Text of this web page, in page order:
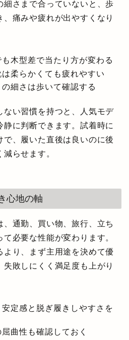
細さまで合っていないと、歩
痛みや疲れが出やすくなり
木型差で当たり方が変わる
柔らかくても疲れやすい
細さは歩いて確認する
ない習慣を持つと、人気モデ
静に判断できます。試着時に
で、履いた直後は良いのに後
らせます。
心地の軸
、通勤、買い物、旅行、立ち
必要な性能が変わります。
より、まず主用途を決めて優
敗しにくく満足度も上がり
定感と脱ぎ履きしやすさを
曲性も確認しておく